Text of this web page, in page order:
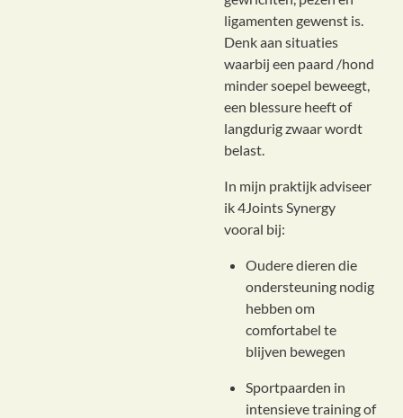
ligamenten gewenst is.
Denk aan situaties
waarbij een paard /hond
minder soepel beweegt,
een blessure heeft of
langdurig zwaar wordt
belast.
In mijn praktijk adviseer
ik 4Joints Synergy
vooral bij:
Oudere dieren die
ondersteuning nodig
hebben om
comfortabel te
blijven bewegen
Sportpaarden in
intensieve training of